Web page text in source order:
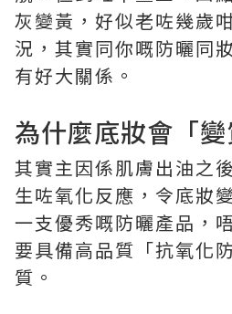
灰變黃，好似老咗幾歲
況，其實同你嘅防曬同
有好大關係。
為什麼底妝會「變
其實主因係肌膚出油之
生咗氧化反應，令底妝
一支優秀嘅防曬產品，
要具備高品質「抗氧化
質。